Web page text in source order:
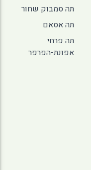
תה סמבוק שחור
תה אסאם
תה פרחי
אפונת-הפרפר